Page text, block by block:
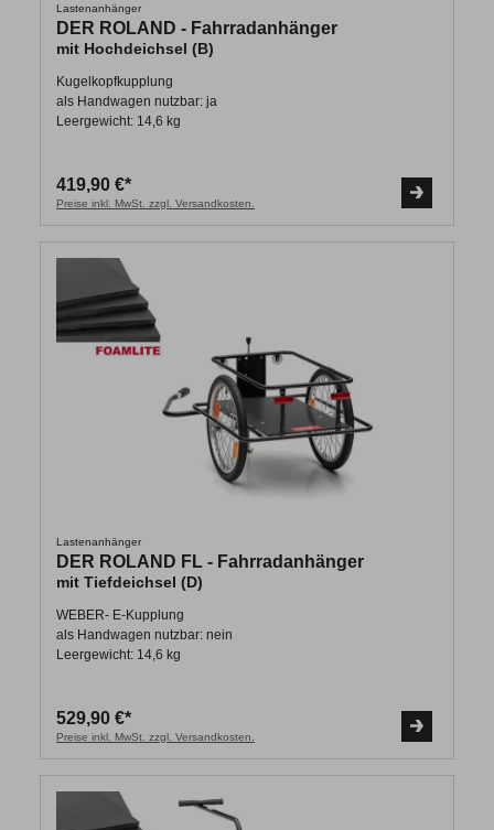
Lastenanhänger
DER ROLAND - Fahrradanhänger
mit Hochdeichsel (B)
Kugelkopfkupplung
als Handwagen nutzbar: ja
Leergewicht: 14,6 kg
419,90 €*
Preise inkl. MwSt. zzgl. Versandkosten.
Lastenanhänger
DER ROLAND FL - Fahrradanhänger
mit Tiefdeichsel (D)
WEBER- E-Kupplung
als Handwagen nutzbar: nein
Leergewicht: 14,6 kg
529,90 €*
Preise inkl. MwSt. zzgl. Versandkosten.